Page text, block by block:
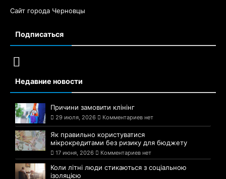
Сайт города Черновцы
Подписаться
Недавние новости
Причини замовити клінінг
29 июля, 2026 Комментариев нет
Як правильно користуватися
мікрокредитами без ризику для бюджету
17 июня, 2026 Комментариев нет
Коли літні люди стикаються з соціальною
ізоляцією